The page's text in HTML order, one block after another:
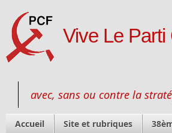
Vive Le
avec, sans ou contre la
Accueil Site et rubriques